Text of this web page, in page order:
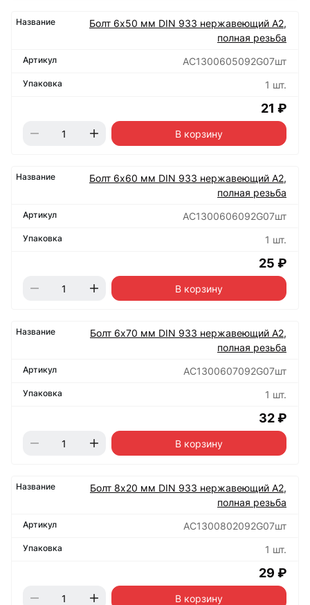
Болт 6х50 мм DIN 933 нержавеющий А2,
полная резьба
АС1300605092G07шт
1 шт.
21 ₽
В корзину
Болт 6х60 мм DIN 933 нержавеющий А2,
полная резьба
АС1300606092G07шт
1 шт.
25 ₽
В корзину
Болт 6х70 мм DIN 933 нержавеющий А2,
полная резьба
АС1300607092G07шт
1 шт.
32 ₽
В корзину
Болт 8х20 мм DIN 933 нержавеющий А2,
полная резьба
АС1300802092G07шт
1 шт.
29 ₽
В корзину